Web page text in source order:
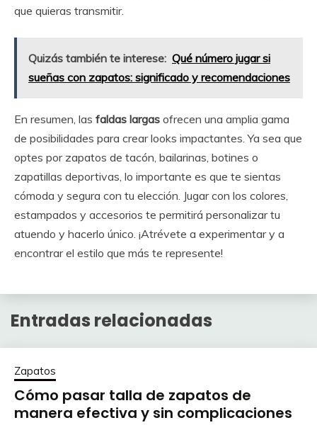
que quieras transmitir.
Quizás también te interese: Qué número jugar si
sueñas con zapatos: significado y recomendaciones
En resumen, las faldas largas ofrecen una amplia gama
de posibilidades para crear looks impactantes. Ya sea que
optes por zapatos de tacón, bailarinas, botines o
zapatillas deportivas, lo importante es que te sientas
cómoda y segura con tu elección. Jugar con los colores,
estampados y accesorios te permitirá personalizar tu
atuendo y hacerlo único. ¡Atrévete a experimentar y a
encontrar el estilo que más te represente!
Entradas relacionadas
Zapatos
Cómo pasar talla de zapatos de
manera efectiva y sin complicaciones